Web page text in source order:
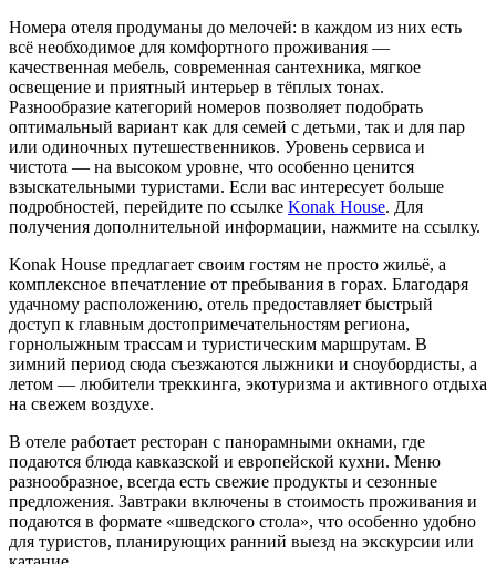
Номера отеля продуманы до мелочей: в каждом из них есть
всё необходимое для комфортного проживания —
качественная мебель, современная сантехника, мягкое
освещение и приятный интерьер в тёплых тонах.
Разнообразие категорий номеров позволяет подобрать
оптимальный вариант как для семей с детьми, так и для пар
или одиночных путешественников. Уровень сервиса и
чистота — на высоком уровне, что особенно ценится
взыскательными туристами. Если вас интересует больше
подробностей, перейдите по ссылке Konak House. Для
получения дополнительной информации, нажмите на ссылку.
Konak House предлагает своим гостям не просто жильё, а
комплексное впечатление от пребывания в горах. Благодаря
удачному расположению, отель предоставляет быстрый
доступ к главным достопримечательностям региона,
горнолыжным трассам и туристическим маршрутам. В
зимний период сюда съезжаются лыжники и сноубордисты, а
летом — любители треккинга, экотуризма и активного отдыха
на свежем воздухе.
В отеле работает ресторан с панорамными окнами, где
подаются блюда кавказской и европейской кухни. Меню
разнообразное, всегда есть свежие продукты и сезонные
предложения. Завтраки включены в стоимость проживания и
подаются в формате «шведского стола», что особенно удобно
для туристов, планирующих ранний выезд на экскурсии или